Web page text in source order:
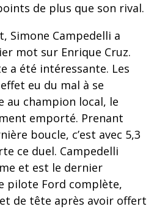
de plus que son rival.
Simone Campedelli a
mot sur Enrique Cruz.
a été intéressante. Les
eu du mal à se
au champion local, le
emporté. Prenant
boucle, c’est avec 5,3
ce duel. Campedelli
et est le dernier
pilote Ford complète,
de tête après avoir offert